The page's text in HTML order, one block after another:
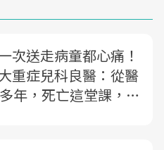
次送走病童都心痛！
重症兒科良醫：從醫
年，死亡這堂課，我